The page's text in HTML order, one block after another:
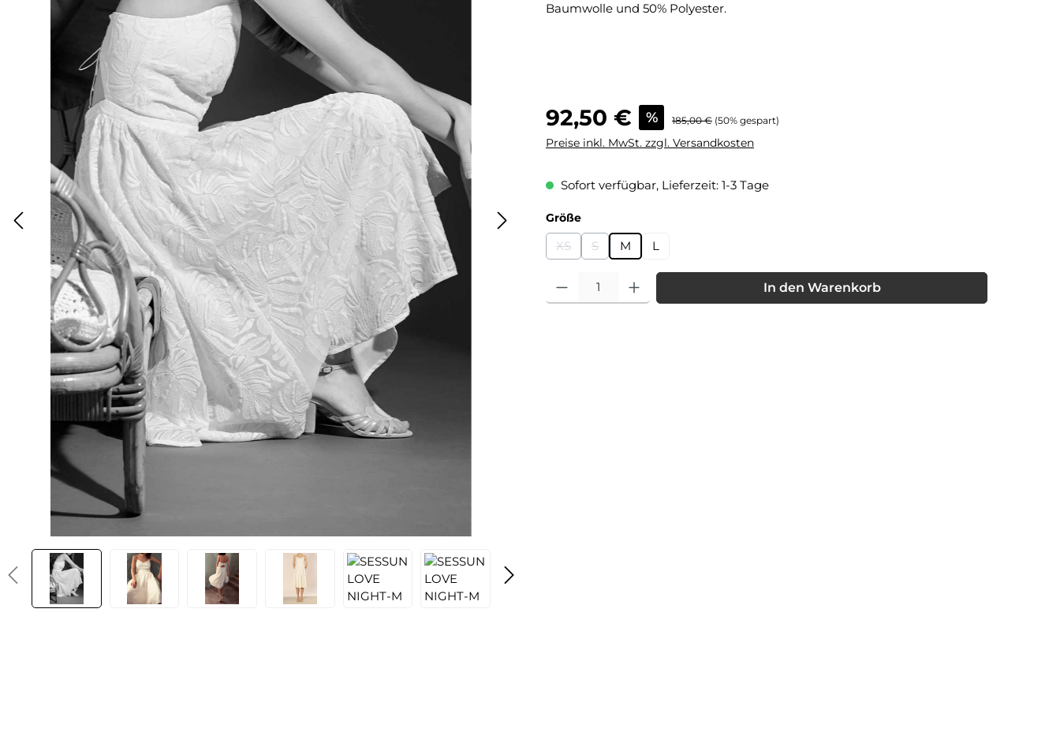
Baumwolle und 50% Polyester.
Verkaufspreis:
92,50 € % Regulärer Preis:
185,00 € (50% gespart)
Preise inkl. MwSt. zzgl. Versandkosten
Sofort verfügbar, Lieferzeit: 1-3 Tage
Größeauswählen
XS
(Diese Option ist zurzeit nicht verfügbar.)
S
(Diese Option ist zurzeit nicht verfügbar.)
M L
Produkt Anzahl: Gib den gewünschten Wert ein oder benutze die Schaltflächen um die
In den Warenkorb